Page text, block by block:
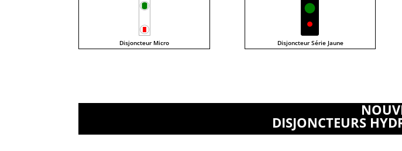
Disjoncteur Micro Disjoncteur Série Jaune
DISJONCTEURS